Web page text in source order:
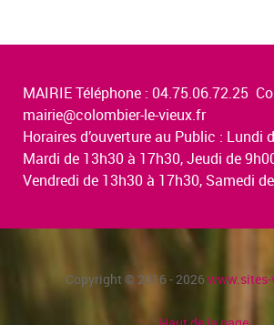
MAIRIE Téléphone : 04.75.06.72.25
mairie@colombier-le-vieux.fr
Horaires d’ouverture au Public : Lundi
Mardi de 13h30 à 17h30, Jeudi de
Vendredi de 13h30 à 17h30, Samedi
Copyright © 2016 - 2026